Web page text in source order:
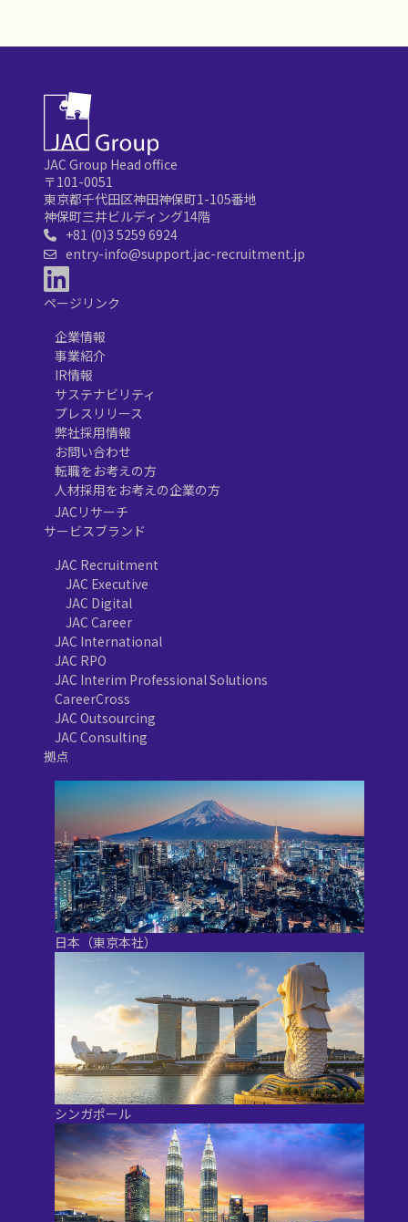
JAC Group Head office
〒101-0051
東京都千代田区神田神保町1-105番地
神保町三井ビルディング14階
+81 (0)3 5259 6924
entry-info@support.jac-recruitment.jp
ページリンク
企業情報
事業紹介
IR情報
サステナビリティ
プレスリリース
弊社採用情報
お問い合わせ
転職をお考えの方
人材採用をお考えの企業の方
JACリサーチ
サービスブランド
JAC Recruitment
JAC Executive
JAC Digital
JAC Career
JAC International
JAC RPO
JAC Interim Professional Solutions
CareerCross
JAC Outsourcing
JAC Consulting
拠点
日本（東京本社）
シンガポール